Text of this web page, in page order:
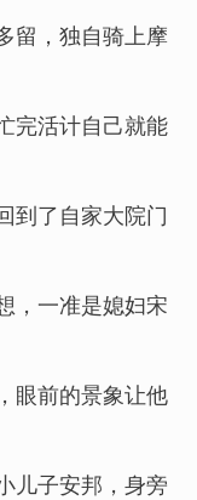
留，独自骑上摩
完活计自己就能
到了自家大院门
，一准是媳妇宋
眼前的景象让他
儿子安邦，身旁